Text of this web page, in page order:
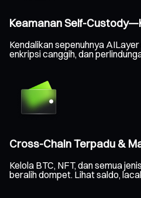
Keamanan Self-
Kendalikan sepenuhnya
enkripsi canggih, dan
Cross-Chain Terpadu &
Kelola BTC, NFT, dan semua
beralih dompet. Lihat saldo,